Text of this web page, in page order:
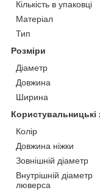
Кількість в упаковці
Матеріал
Тип
Розміри
Діаметр
Довжина
Ширина
Користувальницькі
Колір
Довжина ніжки
Зовнішній діаметр
Внутрішній діаметр
люверса